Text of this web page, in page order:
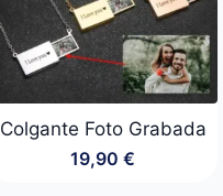
Colgante Foto Grabada
19,90 €